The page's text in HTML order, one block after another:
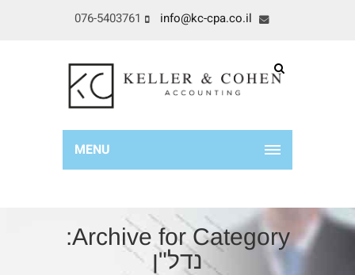
076-5403761
MENU
Archive for Category:
נדל"ן